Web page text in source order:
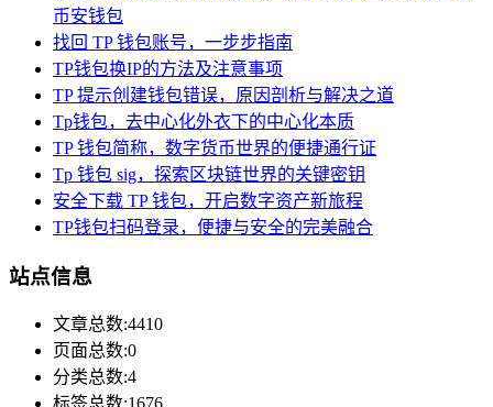
币安钱包
找回 TP 钱包账号，一步步指南
TP钱包换IP的方法及注意事项
TP 提示创建钱包错误，原因剖析与解决之道
Tp钱包，去中心化外衣下的中心化本质
TP 钱包简称，数字货币世界的便捷通行证
Tp 钱包 sig，探索区块链世界的关键密钥
安全下载 TP 钱包，开启数字资产新旅程
TP钱包扫码登录，便捷与安全的完美融合
站点信息
文章总数:4410
页面总数:0
分类总数:4